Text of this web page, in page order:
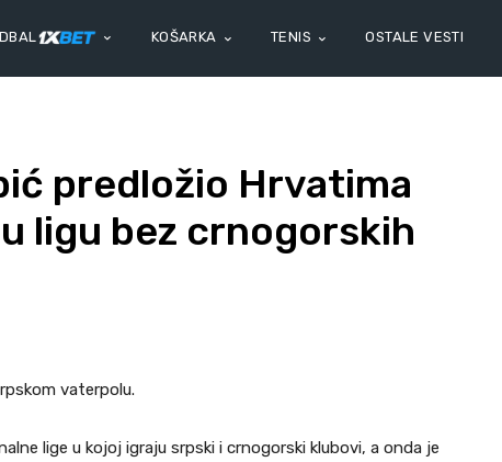
KOŠARKA TENIS OSTALE VESTI
predložio Hrvatima
ligu bez crnogorskih
vaterpolu.
lige u kojoj igraju srpski i crnogorski klubovi, a onda je